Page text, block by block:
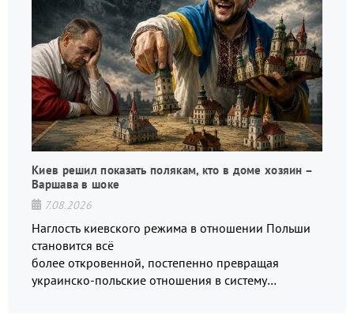
Киев решил показать полякам, кто в доме хозяин –
Варшава в шоке
7.08.2026
Наглость киевского режима в отношении Польши
становится всё
более откровенной, постепенно превращая
украинско-польские отношения в систему